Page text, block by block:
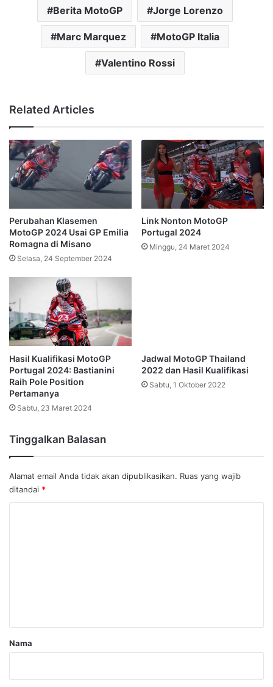
Berita MotoGP Jorge Lorenzo
Marc Marquez MotoGP Italia
Valentino Rossi
Related Articles
Perubahan Klasemen
MotoGP 2024 Usai GP Emilia
Romagna di Misano
Selasa, 24 September 2024
Link Nonton MotoGP
Portugal 2024
Minggu, 24 Maret 2024
Hasil Kualifikasi MotoGP
Portugal 2024: Bastianini
Raih Pole Position
Pertamanya
Sabtu, 23 Maret 2024
Jadwal MotoGP Thailand
2022 dan Hasil Kualifikasi
Sabtu, 1 Oktober 2022
Tinggalkan Balasan
Alamat email Anda tidak akan dipublikasikan. Ruas yang wajib
ditandai *
rNama